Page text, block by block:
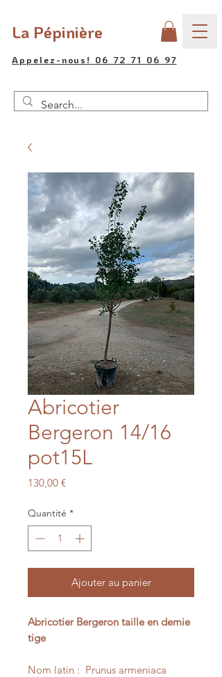
La Pépinière
Appelez-nous! 06 72 71 06 97
Abricotier
Bergeron 14/16
pot15L
130,00 €Prix
Quantité *
Ajouter au panier
Abricotier Bergeron taille en demie
tige
Nom latin : Prunus armeniaca